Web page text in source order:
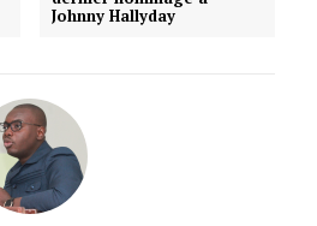
Johnny Hallyday